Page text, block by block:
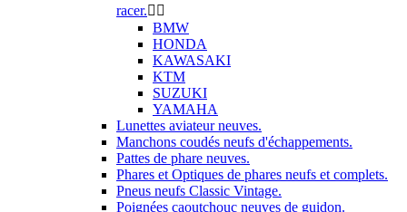
racer. 
BMW
HONDA
KAWASAKI
KTM
SUZUKI
YAMAHA
Lunettes aviateur neuves.
Manchons coudés neufs d'échappements.
Pattes de phare neuves.
Phares et Optiques de phares neufs et complets.
Pneus neufs Classic Vintage.
Poignées caoutchouc neuves de guidon.